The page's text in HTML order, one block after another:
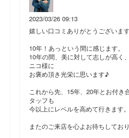
2023/03/26 09:13
嬉しい口コミありがとうございま
10年！あっという間に感じます。
10年の間、美に対して志しが高く
ニコ様に
お褒め頂き光栄に思います♪
これから先、15年、20年とお付き
タッフも
今以上にレベルを高めて行きます。
またのご来店を心よお待ちしてお